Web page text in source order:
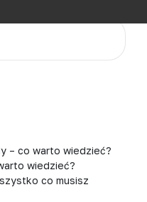
– co warto wiedzieć?
wiedzieć?
co musisz